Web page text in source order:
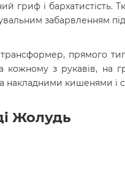
гриф і
забарвленням під
прямого
з рукавів, на
накладними кишенями і
Жолудь